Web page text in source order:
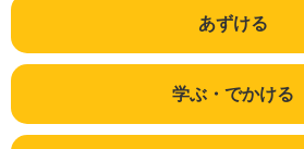
あずける
学ぶ・でかける